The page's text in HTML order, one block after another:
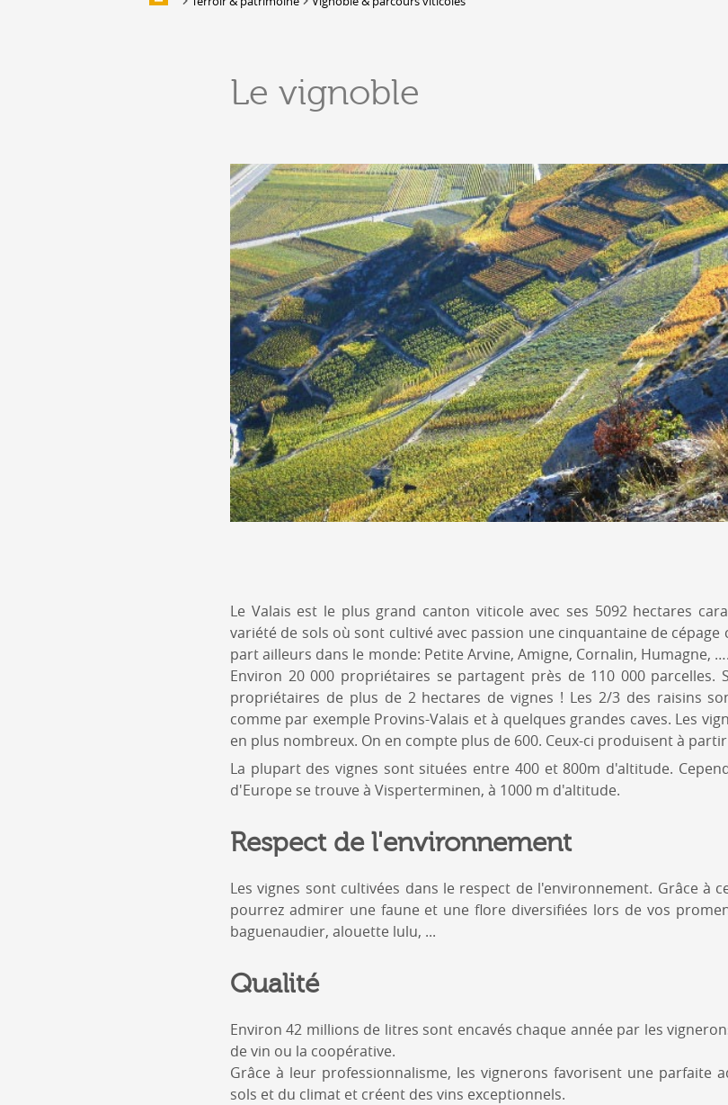
HÉBERGEMENTS &
RESTAURATION
Bars, Cafés, Restaurants &
Caveaux de dégustation
Histoire et légendes
Mayens et alpages
Hébergement
Accès
Le vignoble
Le Valais est le plus grand canton viticole avec ses 5092 hectares
variété de sols où sont cultivé avec passion une cinquantaine de
part ailleurs dans le monde: Petite Arvine, Amigne, Cornalin, Humagne,
Environ 20 000 propriétaires se partagent près de 110 000 parcelles.
propriétaires de plus de 2 hectares de vignes ! Les 2/3 des raisins
comme par exemple Provins-Valais et à quelques grandes caves. Les
en plus nombreux. On en compte plus de 600. Ceux-ci produisent à
La plupart des vignes sont situées entre 400 et 800m d'altitude.
d'Europe se trouve à Visperterminen, à 1000 m d'altitude.
Respect de l'environnement
Les vignes sont cultivées dans le respect de l'environnement. Grâce à
pourrez admirer une faune et une flore diversifiées lors de vos
baguenaudier, alouette lulu, ...
Qualité
Environ 42 millions de litres sont encavés chaque année par les
de vin ou la coopérative.
Grâce à leur professionnalisme, les vignerons favorisent une parfaite
sols et du climat et créent des vins exceptionnels.